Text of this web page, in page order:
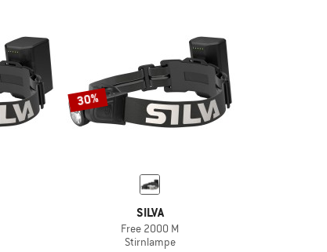
30%
SILVA
Free 2000 M
Stirnlampe